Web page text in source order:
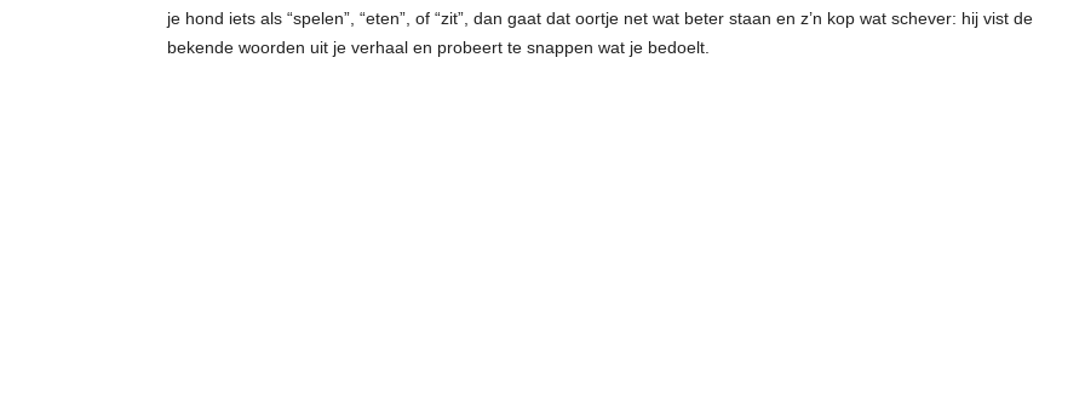
je hond iets als “spelen”, “eten”, of “zit”, dan gaat dat oortje net wat beter staan en z’n kop wat schever: hij vist de
bekende woorden uit je verhaal en probeert te snappen wat je bedoelt.